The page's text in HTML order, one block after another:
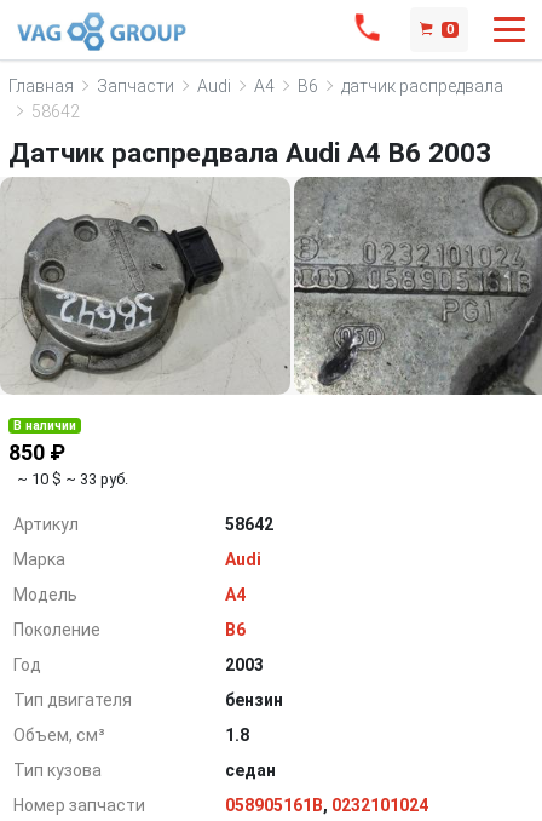
0
Главная Запчасти Audi A4 B6
датчик распредвала
58642
Датчик распредвала Audi A4 B6 2003
В наличии
850 ₽
~ 10 $ ~ 33 руб.
Артикул
58642
Марка
Audi
Модель
A4
Поколение
B6
Год
2003
Тип двигателя
бензин
Объем, см³
1.8
Тип кузова
седан
Номер запчасти
058905161B, 0232101024